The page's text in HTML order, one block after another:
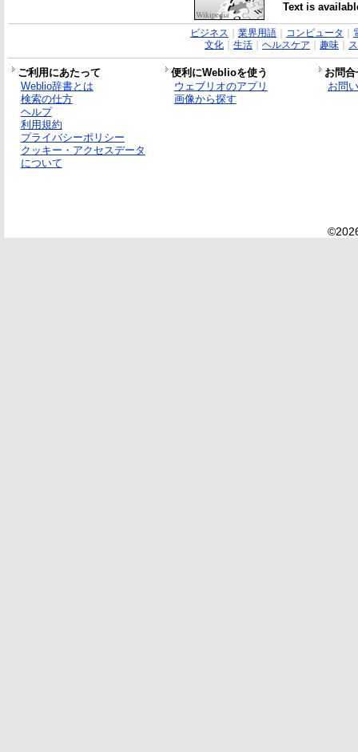
Text is
ビジネス 業界用語｜ コンピュータ
文化｜ 生活｜ ヘルスケア 趣味｜
ご利用にあたって 便利にWeblioを使う
お問
Weblio辞書とは
検索の仕方
ヘルプ
利用規約
プライバシーポリシー
クッキー・アクセスデータ
について
ウェブリオのアプリ
画像から探す
お問